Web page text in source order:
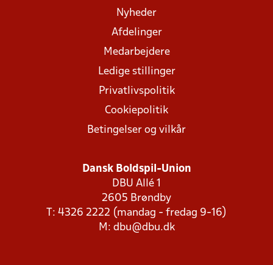
Nyheder
Afdelinger
Medarbejdere
Ledige stillinger
Privatlivspolitik
Cookiepolitik
Betingelser og vilkår
Dansk Boldspil-Union
DBU Allé 1
2605 Brøndby
T: 4326 2222 (mandag - fredag 9-16)
M: dbu@dbu.dk